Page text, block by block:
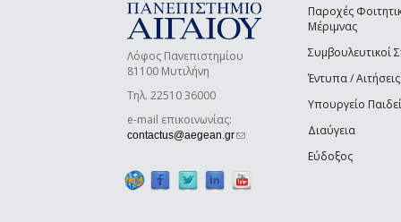
Λόφος Πανεπιστημίου
81100 Μυτιλήνη
Τηλ. 22510 36000
e-mail επικοινωνίας:
contactus@aegean.gr(link sends e-mail)
Παροχές
Μέριμνας
Συμβουλευτικοί
Έντυπα / Αιτήσεις
Υπουργείο
Διαύγεια
Εύδοξος